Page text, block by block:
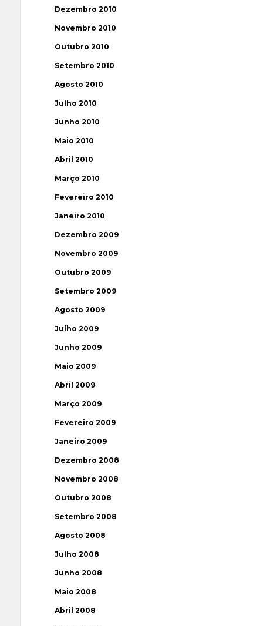
Dezembro 2010
Novembro 2010
Outubro 2010
Setembro 2010
Agosto 2010
Julho 2010
Junho 2010
Maio 2010
Abril 2010
Março 2010
Fevereiro 2010
Janeiro 2010
Dezembro 2009
Novembro 2009
Outubro 2009
Setembro 2009
Agosto 2009
Julho 2009
Junho 2009
Maio 2009
Abril 2009
Março 2009
Fevereiro 2009
Janeiro 2009
Dezembro 2008
Novembro 2008
Outubro 2008
Setembro 2008
Agosto 2008
Julho 2008
Junho 2008
Maio 2008
Abril 2008